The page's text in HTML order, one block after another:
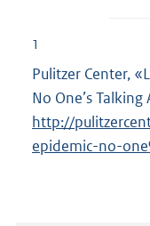
1
Pulitzer Center,
No One’s
http://
epidemic-no-